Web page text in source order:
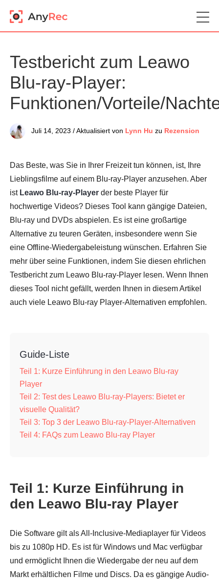
Testbericht zum Leawo
Blu-ray-Player:
Funktionen/Vorteile/
Juli 14, 2023 / Aktualisiert von Lynn Hu zu Rezension
Das Beste, was Sie in Ihrer Freizeit tun können, ist, Ihre
Lieblingsfilme auf einem Blu-ray-Player anzusehen. Aber
ist Leawo Blu-ray-Player der beste Player für
hochwertige Videos? Dieses Tool kann gängige Dateien,
Blu-ray und DVDs abspielen. Es ist eine großartige
Alternative zu teuren Geräten, insbesondere wenn Sie
eine Offline-Wiedergabeleistung wünschen. Erfahren Sie
mehr über seine Funktionen, indem Sie diesen ehrlichen
Testbericht zum Leawo Blu-ray-Player lesen. Wenn Ihnen
dieses Tool nicht gefällt, werden Ihnen in diesem Artikel
auch viele Leawo Blu-ray Player-Alternativen empfohlen.
Guide-Liste
Teil 1: Kurze Einführung in den Leawo Blu-ray
Player
Teil 2: Test des Leawo Blu-ray-Players: Bietet er
visuelle Qualität?
Teil 3: Top 3 der Leawo Blu-ray-Player-Alternativen
Teil 4: FAQs zum Leawo Blu-ray Player
Teil 1: Kurze Einführung in
den Leawo Blu-ray Player
Die Software gilt als All-Inclusive-Mediaplayer für Videos
bis zu 1080p HD. Es ist für Windows und Mac verfügbar
und ermöglicht Ihnen die Wiedergabe der neu auf dem
Markt erhältlichen Filme und Discs. Da es gängige Audio-